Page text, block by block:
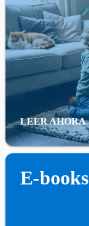
LEER AHORA
E-books